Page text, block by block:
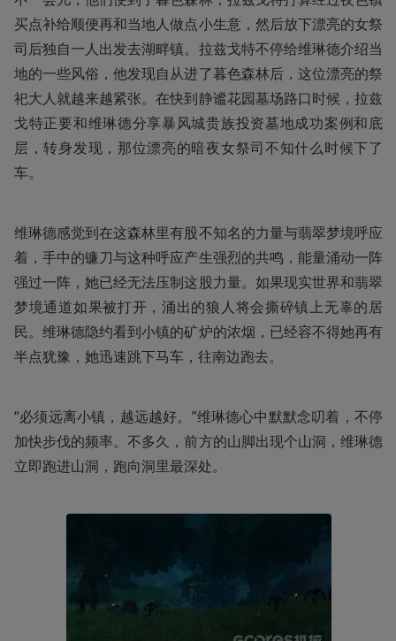
买点补给顺便再和当地人做点小生意，然后放下漂亮的女祭
司后独自一人出发去湖畔镇。拉兹戈特不停给维琳德介绍当
地的一些风俗，他发现自从进了暮色森林后，这位漂亮的祭
祀大人就越来越紧张。在快到静谧花园墓场路口时候，拉兹
戈特正要和维琳德分享暴风城贵族投资墓地成功案例和底
层，转身发现，那位漂亮的暗夜女祭司不知什么时候下了
车。
维琳德感觉到在这森林里有股不知名的力量与翡翠梦境呼应
着，手中的镰刀与这种呼应产生强烈的共鸣，能量涌动一阵
强过一阵，她已经无法压制这股力量。如果现实世界和翡翠
梦境通道如果被打开，涌出的狼人将会撕碎镇上无辜的居
民。维琳德隐约看到小镇的矿炉的浓烟，已经容不得她再有
半点犹豫，她迅速跳下马车，往南边跑去。
“必须远离小镇，越远越好。”维琳德心中默默念叨着，不停
加快步伐的频率。不多久，前方的山脚出现个山洞，维琳德
立即跑进山洞，跑向洞里最深处。